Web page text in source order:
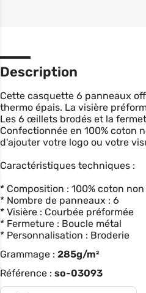
Description
Cette casquette 6 panneaux
thermo épais. La visière
Les 6 œillets brodés et la
Confectionnée en 100% coton
d'ajouter votre logo ou votre
Caractéristiques techniques :
* Composition : 100% coton
* Nombre de panneaux : 6
* Visière : Courbée préformée
* Fermeture : Boucle métal
* Personnalisation : Broderie
Grammage : 285g/m²
Référence : so-03093